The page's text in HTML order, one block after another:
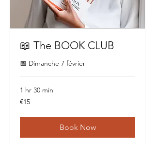
📖 The BOOK CLUB
📅 Dimanche 7 février
1 hr 30 min
15
euros
€15
Book Now